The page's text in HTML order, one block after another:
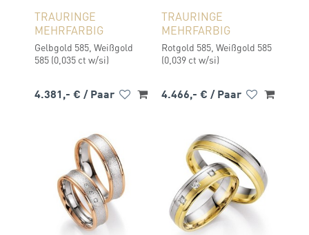
TRAURINGE
MEHRFARBIG
Gelbgold 585, Weißgold
585 (0,035 ct w/si)
4.381,- € / Paar
TRAURINGE
MEHRFARBIG
Rotgold 585, Weißgold 585
(0,039 ct w/si)
4.466,- € / Paar